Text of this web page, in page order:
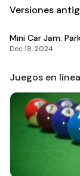
Versiones
Mini Car Jam:
Dec 18, 2024
Juegos en línea